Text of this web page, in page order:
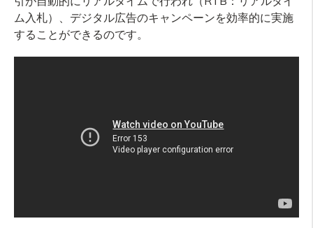
ム入札）、デジタル広告のキャンペーンを効率的に実施
することができるのです。